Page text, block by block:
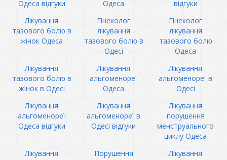
Одеса відгуки
Одеса
відгуки
Лікування
тазового болю в
жінок Одеса
Гінеколог
лікування
тазового болю в
Одесі
Гінеколог
лікування
тазового болю
Одеса
Лікування
тазового болю в
жінок в Одесі
Лікування
альгоменореї
Одеса
Лікування
альгоменореї в
Одесі
Лікування
альгоменореї
Одеса відгуки
Лікування
альгоменореї в
Одесі відгуки
Лікування
порушення
менструального
циклу Одеса
Лікування
Порушення
Лікування